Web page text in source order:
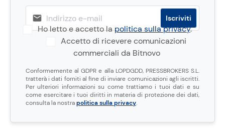
Ho letto e accetto lapolitica sulla privacy.
Accetto di ricevere comunicazioni
commerciali da Bitnovo
Conformemente al GDPR e alla LOPDGDD, PRESSBROKERS S.L.
tratterà i dati forniti al fine di inviare comunicazioni agli iscritti.
Per ulteriori informazioni su come trattiamo i tuoi dati e su
come esercitare i tuoi diritti in materia di protezione dei dati,
consulta la nostrapolitica sulla privacy.